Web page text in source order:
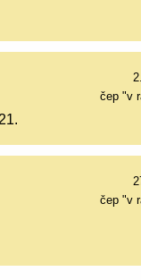
čep "v
čep "v